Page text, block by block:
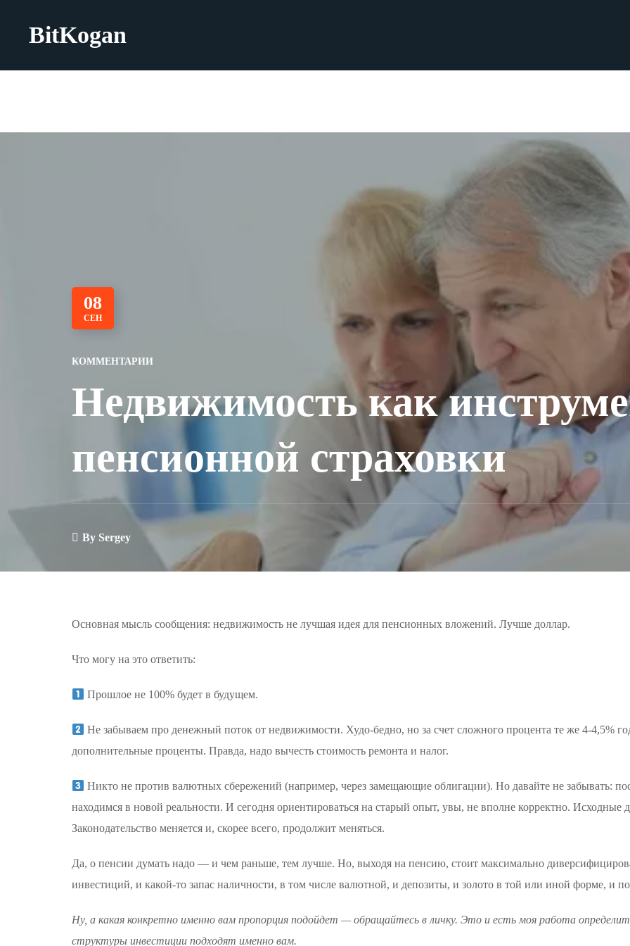
BitKogan
08
СЕН
КОММЕНТАРИИ
Недвижимость как
пенсионной страховки
By Sergey
Основная мысль сообщения: недвижимость не лучшая идея для пенсионных вложений. Лучше доллар.
Что могу на это ответить:
Прошлое не 100% будет в будущем.
Не забываем про денежный поток от недвижимости. Худо-бедно, но за счет сложного процента те же 4-4,5%
дополнительные проценты. Правда, надо вычесть стоимость ремонта и налог.
Никто не против валютных сбережений (например, через замещающие облигации). Но давайте не забывать:
находимся в новой реальности. И сегодня ориентироваться на старый опыт, увы, не вполне корректно.
Законодательство меняется и, скорее всего, продолжит меняться.
Да, о пенсии думать надо — и чем раньше, тем лучше. Но, выходя на пенсию, стоит максимально
инвестиций, и какой-то запас наличности, в том числе валютной, и депозиты, и золото в той или иной форме, и
Ну, а какая конкретно именно вам пропорция подойдет — обращайтесь в личку. Это и есть моя работа
структуры инвестиции подходят именно вам.